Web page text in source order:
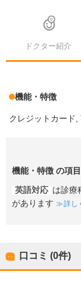
ドクター紹介
機能・特徴
クレジットカード
機能・特徴 の項目
英語対応 は診療
があります
詳し
口コミ (0件)